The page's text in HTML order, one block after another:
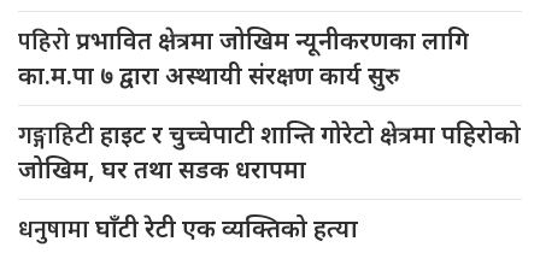
पहिरोप्रभावित क्षेत्रमा जोखिम न्यूनीकरणका लागि
का.म.पा ७ द्वारा अस्थायी संरक्षण कार्य सुरु
गङ्गाहिटीहाइट र चुच्चेपाटी शान्ति गोरेटो क्षेत्रमा पहिरोको
जोखिम, घर तथा सडक धरापमा
धनुषामाघाँटी रेटी एक व्यक्तिको हत्या